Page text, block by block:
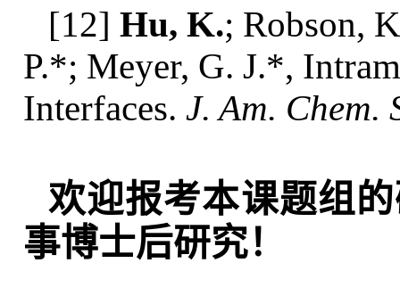
[12] Hu, K.; Robson,
P.*; Meyer, G. J.*,
Interfaces. J. Am. Chem.
欢迎报考本课题组
事博士后研究！